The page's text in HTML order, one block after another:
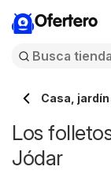
Ofertero
Casa,
Los
Jódar